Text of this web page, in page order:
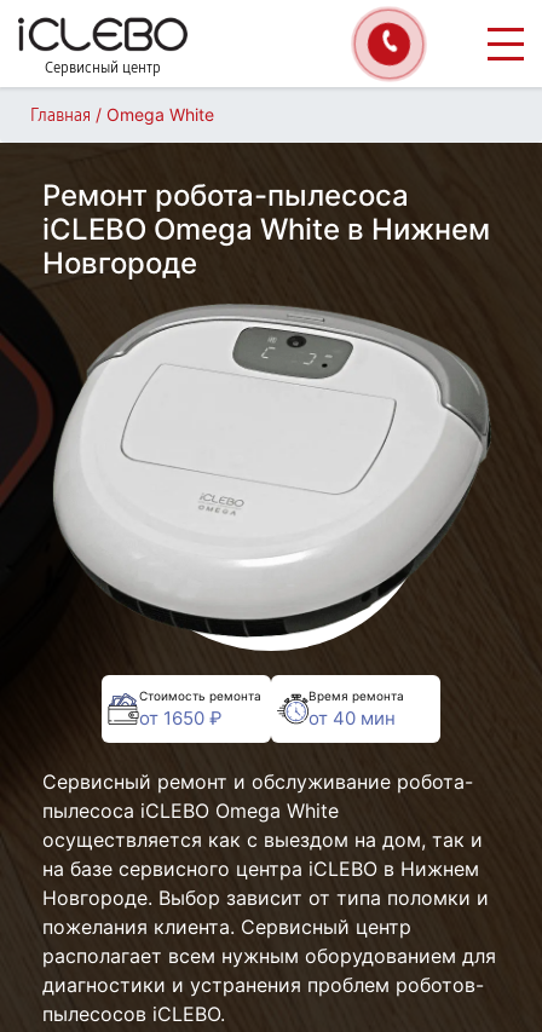
Сервисный центр
Главная / Omega White
Ремонт робота-пылесоса
iCLEBO Omega White в Нижнем
Новгороде
Стоимость ремонта
от 1650 ₽
Время ремонта
от 40 мин
Сервисный ремонт и обслуживание робота-
пылесоса iCLEBO Omega White
осуществляется как с выездом на дом, так и
на базе сервисного центра iCLEBO в Нижнем
Новгороде. Выбор зависит от типа поломки и
пожелания клиента. Сервисный центр
располагает всем нужным оборудованием для
диагностики и устранения проблем роботов-
пылесосов iCLEBO.